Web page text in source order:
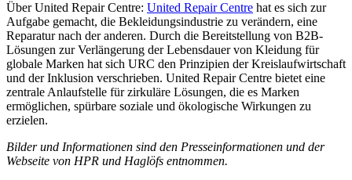
Über United Repair Centre: United Repair Centre hat es sich zur
Aufgabe gemacht, die Bekleidungsindustrie zu verändern, eine
Reparatur nach der anderen. Durch die Bereitstellung von B2B-
Lösungen zur Verlängerung der Lebensdauer von Kleidung für
globale Marken hat sich URC den Prinzipien der Kreislaufwirtschaft
und der Inklusion verschrieben. United Repair Centre bietet eine
zentrale Anlaufstelle für zirkuläre Lösungen, die es Marken
ermöglichen, spürbare soziale und ökologische Wirkungen zu
erzielen.
Bilder und Informationen sind den Presseinformationen und der
Webseite von HPR und Haglöfs entnommen.